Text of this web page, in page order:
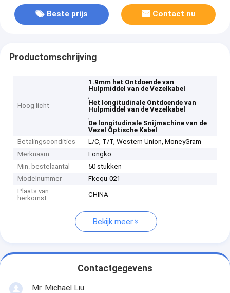
Beste prijs Contact nu
Productomschrijving
Hoog licht
1.9mm het Ontdoende van
Hulpmiddel van de Vezelkabel
,
Het longitudinale Ontdoende van
Hulpmiddel van de Vezelkabel
,
De longitudinale Snijmachine van de
Vezel Optische Kabel
Betalingscondities
L/C, T/T, Western Union, MoneyGram
Merknaam
Fongko
Min. bestelaantal
50 stukken
Modelnummer
Fkequ-021
Plaats van
herkomst
CHINA
Bekijk meer
Contactgegevens
Mr. Michael Liu